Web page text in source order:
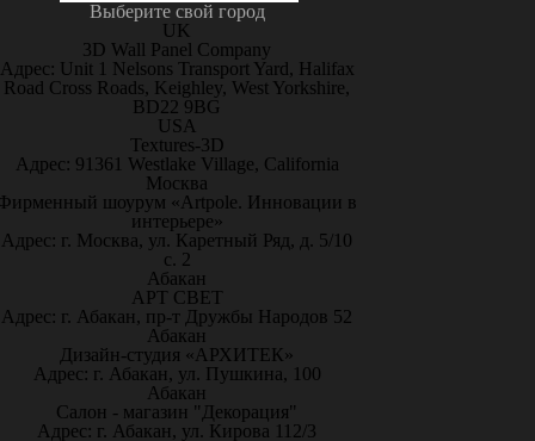
Выберите свой город
UK
3D Wall Panel Company
Адрес: Unit 1 Nelsons Transport Yard, Halifax
Road Cross Roads, Keighley, West Yorkshire,
BD22 9BG
USA
Textures-3D
Адрес: 91361 Westlake Village, California
Москва
шоурум «Artpole. Инновации в
интерьере»
Адрес: г. Москва, ул. Каретный Ряд, д. 5/10
с. 2
Абакан
АРТ СВЕТ
Адрес: г. Абакан, пр-т Дружбы Народов 52
Абакан
Дизайн-студия «АРХИТЕК»
Адрес: г. Абакан, ул. Пушкина, 100
Абакан
Салон - магазин "Декорация"
Адрес: г. Абакан, ул. Кирова 112/3